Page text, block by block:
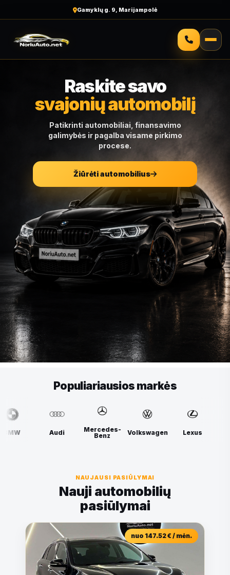
Malonus aptarnavimas
Raskite savo
svajonių automobilį
Patikrinti automobiliai, finansavimo
galimybės ir pagalba visame pirkimo
procese.
Žiūrėti automobilius
Populiariausios markės
Mercedes-
Benz
Volkswagen Lexus BMW
NAUJAUSI PASIŪLYMAI
Nauji automobilių
pasiūlymai
nuo 147.52 € / mėn.